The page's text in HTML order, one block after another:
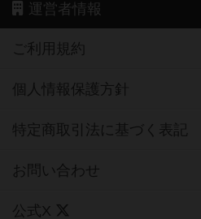
運営者情報
ご利用規約
個人情報保護方針
特定商取引法に基づく表記
お問い合わせ
公式X